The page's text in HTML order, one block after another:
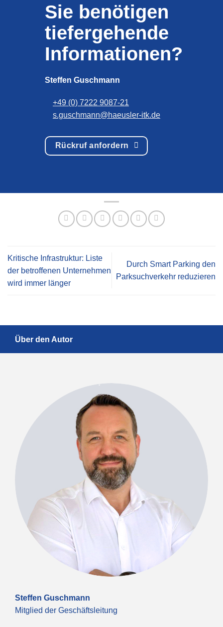
Sie benötigen
tiefergehende
Informationen?
Steffen Guschmann
+49 (0) 7222 9087-21
s.guschmann@haeusler-itk.de
Rückruf anfordern
Kritische Infrastruktur: Liste
der betroffenen Unternehmen
wird immer länger
Durch Smart Parking den
Parksuchverkehr reduzieren
Über den Autor
Steffen Guschmann
Mitglied der Geschäftsleitung